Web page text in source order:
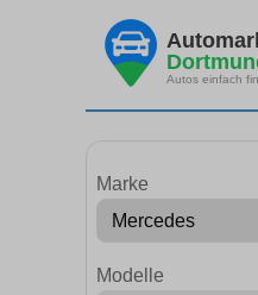
Autos einfach
Marke
Modelle